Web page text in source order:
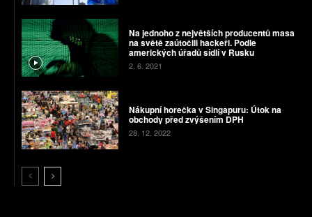
Na jednoho z největších producentů masa
na světě zaútočili hackeři. Podle
amerických úřadů sídlí v Rusku
2. 6. 2021
Nákupní horečka v Singapuru: Útok na
obchody před zvýšením DPH
28. 12. 2022